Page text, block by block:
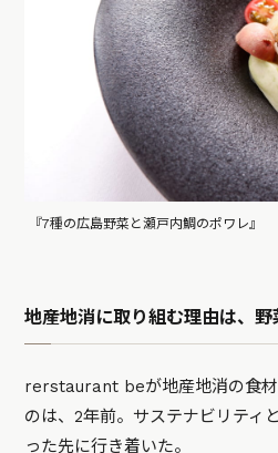
『7種の広島野菜と瀬戸内鯛のポワレ』
地産地消に取り組む理由は、野
rerstaurant beが地産地消の食材
のは、2年前。サステナビリティ
った先に行き着いた。